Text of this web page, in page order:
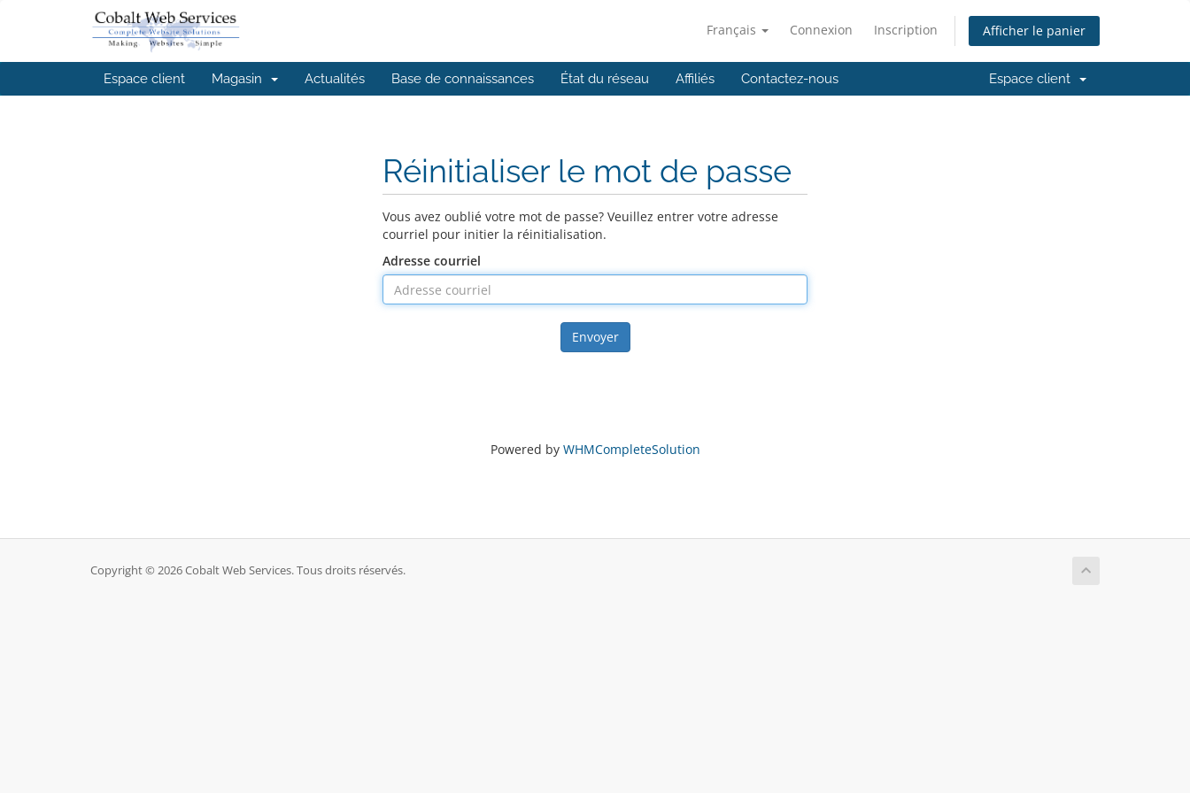
Français Connexion Inscription Afficher le panier
Espace client Magasin Actualités Base de connaissances État du réseau Affiliés Contactez-nous Espace client
Réinitialiser le mot de passe
Vous avez oublié votre mot de passe? Veuillez entrer votre adresse
courriel pour initier la réinitialisation.
Adresse courriel
Envoyer
Powered by WHMCompleteSolution
Copyright © 2026 Cobalt Web Services. Tous droits réservés.